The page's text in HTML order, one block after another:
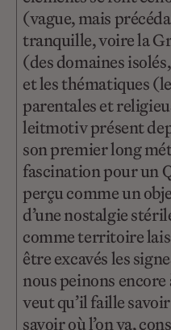
(vague, mais
tranquille, voire la
(des domaines
et les thématiques
parentales et
leitmotiv présent
son premier long
fascination pour un
perçu comme un
d’une nostalgie
comme territoire
être excavés les
nous peinons encore
veut qu’il faille
savoir où l’on va,